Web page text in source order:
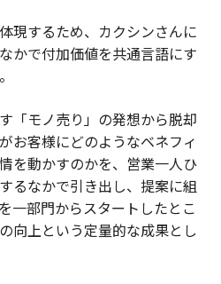
現するため、カクシンさんに
かで付加価値を共通言語にす
「モノ売り」の発想から脱却
お客様にどのようなベネフィ
を動かすのかを、営業一人ひ
るなかで引き出し、提案に組
一部門からスタートしたとこ
向上という定量的な成果とし